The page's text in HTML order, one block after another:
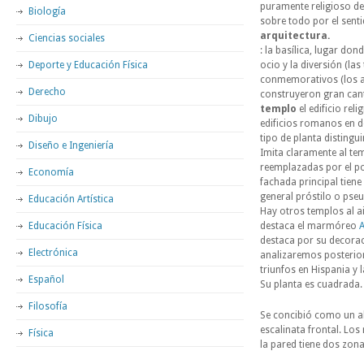
puramente religioso
sobre todo por el
arquitectura.
: la basílica, lugar
ocio y la diversión
conmemorativos (los
construyeron gran
templo el edificio
edificios romanos en
tipo de planta
Imita claramente al
reemplazadas por el
fachada principal
general próstilo o
Hay otros templos al
destaca el marmóreo
destaca por su
analizaremos
triunfos en Hispania y
Su planta es cuadrada.
Se concibió como un
escalinata frontal. Los
la pared tiene dos
Biología
Ciencias sociales
Deporte y Educación Física
Derecho
Dibujo
Diseño e Ingeniería
Economía
Educación Artística
Educación Física
Electrónica
Español
Filosofía
Física